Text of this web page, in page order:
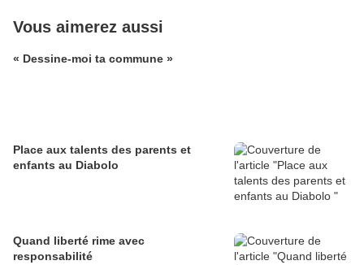
Vous aimerez aussi
« Dessine-moi ta commune »
Place aux talents des parents et
enfants au Diabolo
Quand liberté rime avec
responsabilité